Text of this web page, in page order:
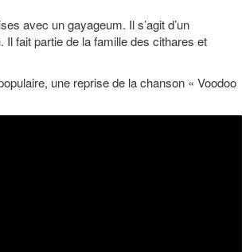
avec un gayageum. Il s’agit d’un
fait partie de la famille des cithares et
une reprise de la chanson « Voodoo